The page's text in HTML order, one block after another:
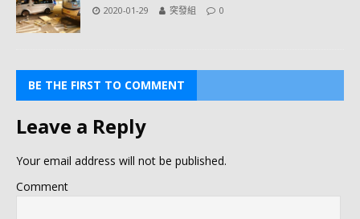
2020-01-29 突發組 0
BE THE FIRST TO COMMENT
Leave a Reply
Your email address will not be published.
Comment